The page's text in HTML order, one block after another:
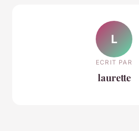
L
ECRIT PAR
laurette